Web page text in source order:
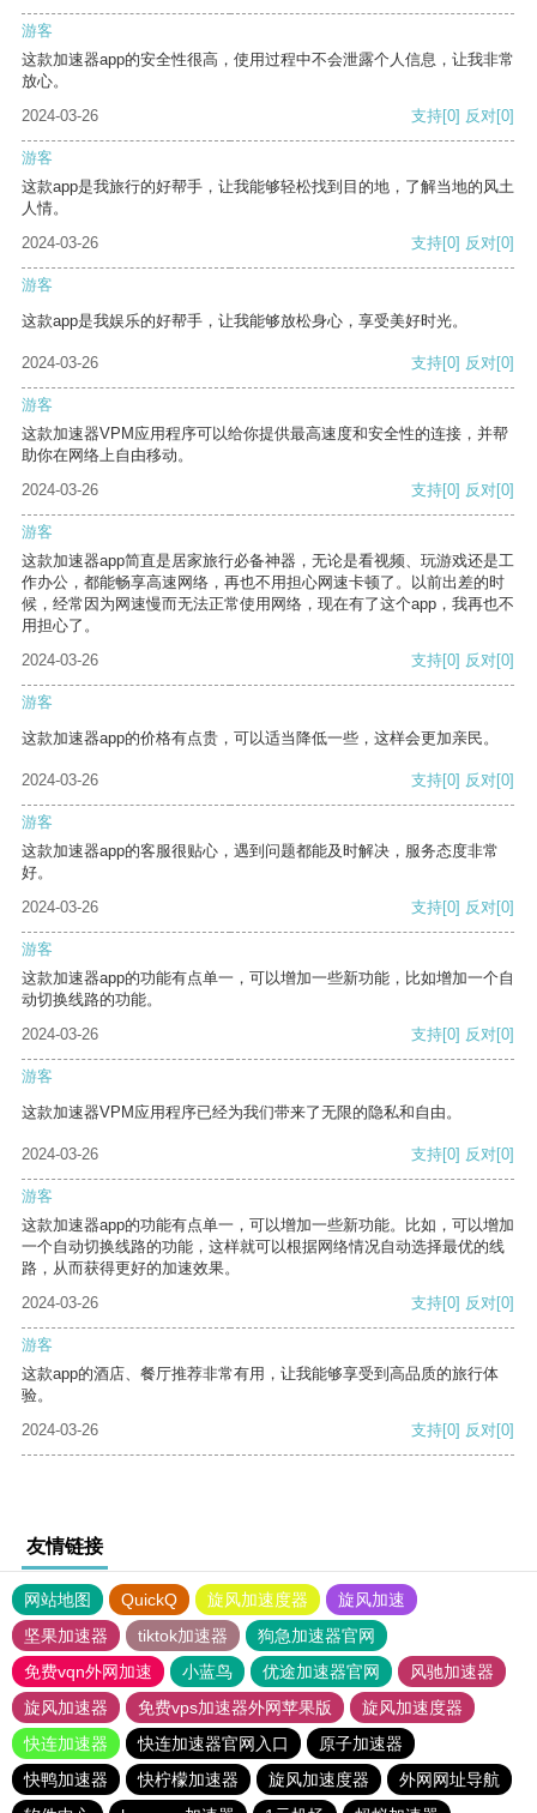
游客
这款加速器app的安全性很高，使用过程中不会泄露个人信息，让我非常
放心。
2024-03-26
支持[0] 反对[0]
游客
这款app是我旅行的好帮手，让我能够轻松找到目的地，了解当地的风土
人情。
2024-03-26
支持[0] 反对[0]
游客
这款app是我娱乐的好帮手，让我能够放松身心，享受美好时光。
2024-03-26 支持[0] 反对[0]
游客
这款加速器VPM应用程序可以给你提供最高速度和安全性的连接，并帮
助你在网络上自由移动。
2024-03-26
支持[0] 反对[0]
游客
这款加速器app简直是居家旅行必备神器，无论是看视频、玩游戏还是工
作办公，都能畅享高速网络，再也不用担心网速卡顿了。以前出差的时
候，经常因为网速慢而无法正常使用网络，现在有了这个app，我再也不
用担心了。
2024-03-26
支持[0] 反对[0]
游客
这款加速器app的价格有点贵，可以适当降低一些，这样会更加亲民。
2024-03-26 支持[0] 反对[0]
游客
这款加速器app的客服很贴心，遇到问题都能及时解决，服务态度非常
好。
2024-03-26
支持[0] 反对[0]
游客
这款加速器app的功能有点单一，可以增加一些新功能，比如增加一个自
动切换线路的功能。
2024-03-26
支持[0] 反对[0]
游客
这款加速器VPM应用程序已经为我们带来了无限的隐私和自由。
2024-03-26 支持[0] 反对[0]
游客
这款加速器app的功能有点单一，可以增加一些新功能。比如，可以增加
一个自动切换线路的功能，这样就可以根据网络情况自动选择最优的线
路，从而获得更好的加速效果。
2024-03-26
支持[0] 反对[0]
游客
这款app的酒店、餐厅推荐非常有用，让我能够享受到高品质的旅行体
验。
2024-03-26
支持[0] 反对[0]
友情链接
网站地图 QuickQ 旋风加速度器
旋风加速
坚果加速器
tiktok加速器
狗急加速器官网
免费vqn外网加速
小蓝鸟 优途加速器官网
风驰加速器
旋风加速器
免费vps加速器外网苹果版
旋风加速度器
快连加速器
快连加速器官网入口
原子加速器
快鸭加速器
快柠檬加速器 旋风加速度器
外网网址导航